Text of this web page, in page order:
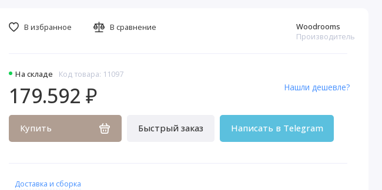
На складе Код товара: 11097
Woodrooms
Производитель
179.592 ₽
Купить Быстрый заказ Написать в Telegram
Нашли дешевле?
В избранное В сравнение
Доставка и сборка